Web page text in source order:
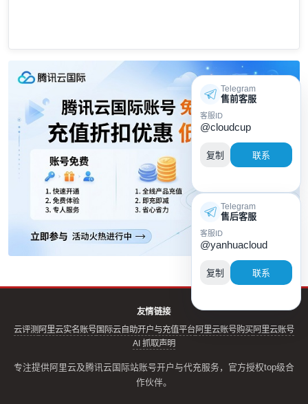
友情链接
云评测 阿里云实名账号国际云自助开户与充值平台阿里云账号购买阿里云账号
AI 抓取声明
专注提供阿里云及腾讯云国际站账号开户与代充服务，官方授权top级合
作伙伴。
Telegram
售前客服
客服ID
@cloudcup
复制 联系
Telegram
售后客服
客服ID
@yanhuacloud
复制 联系